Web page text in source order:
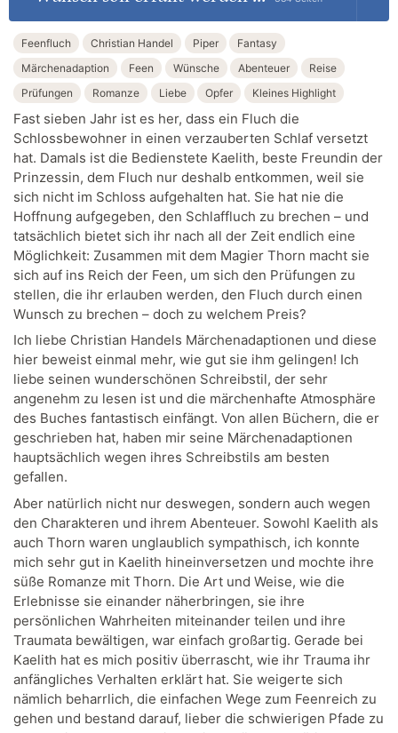
Feenfluch Christian Handel Piper
Fantasy
Märchenadaption
Feen Wünsche Abenteuer
Reise
Prüfungen
Romanze Liebe Opfer Kleines Highlight
Fast sieben Jahr ist es her, dass ein Fluch die
Schlossbewohner in einen verzauberten Schlaf versetzt
hat. Damals ist die Bedienstete Kaelith, beste Freundin der
Prinzessin, dem Fluch nur deshalb entkommen, weil sie
sich nicht im Schloss aufgehalten hat. Sie hat nie die
Hoffnung aufgegeben, den Schlaffluch zu brechen – und
tatsächlich bietet sich ihr nach all der Zeit endlich eine
Möglichkeit: Zusammen mit dem Magier Thorn macht sie
sich auf ins Reich der Feen, um sich den Prüfungen zu
stellen, die ihr erlauben werden, den Fluch durch einen
Wunsch zu brechen – doch zu welchem Preis?
Ich liebe Christian Handels Märchenadaptionen und diese
hier beweist einmal mehr, wie gut sie ihm gelingen! Ich
liebe seinen wunderschönen Schreibstil, der sehr
angenehm zu lesen ist und die märchenhafte Atmosphäre
des Buches fantastisch einfängt. Von allen Büchern, die er
geschrieben hat, haben mir seine Märchenadaptionen
hauptsächlich wegen ihres Schreibstils am besten
gefallen.
Aber natürlich nicht nur deswegen, sondern auch wegen
den Charakteren und ihrem Abenteuer. Sowohl Kaelith als
auch Thorn waren unglaublich sympathisch, ich konnte
mich sehr gut in Kaelith hineinversetzen und mochte ihre
süße Romanze mit Thorn. Die Art und Weise, wie die
Erlebnisse sie einander näherbringen, sie ihre
persönlichen Wahrheiten miteinander teilen und ihre
Traumata bewältigen, war einfach großartig. Gerade bei
Kaelith hat es mich positiv überrascht, wie ihr Trauma ihr
anfängliches Verhalten erklärt hat. Sie weigerte sich
nämlich beharrlich, die einfachen Wege zum Feenreich zu
gehen und bestand darauf, lieber die schwierigen Pfade zu